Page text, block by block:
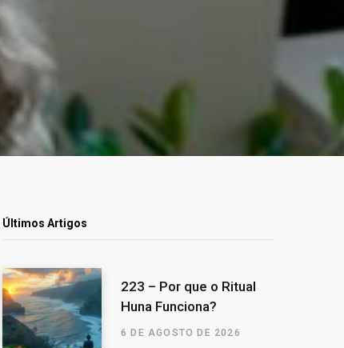
Últimos Artigos
223 – Por que o Ritual
Huna Funciona?
6 DE AGOSTO DE 2026